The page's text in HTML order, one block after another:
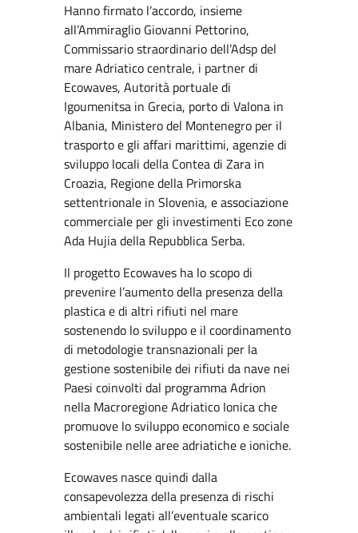
Hanno firmato l’accordo, insieme
all’Ammiraglio Giovanni Pettorino,
Commissario straordinario dell’Adsp del
mare Adriatico centrale, i partner di
Ecowaves, Autorità portuale di
Igoumenitsa in Grecia, porto di Valona in
Albania, Ministero del Montenegro per il
trasporto e gli affari marittimi, agenzie di
sviluppo locali della Contea di Zara in
Croazia, Regione della Primorska
settentrionale in Slovenia, e associazione
commerciale per gli investimenti Eco zone
Ada Hujia della Repubblica Serba.
Il progetto Ecowaves ha lo scopo di
prevenire l’aumento della presenza della
plastica e di altri rifiuti nel mare
sostenendo lo sviluppo e il coordinamento
di metodologie transnazionali per la
gestione sostenibile dei rifiuti da nave nei
Paesi coinvolti dal programma Adrion
nella Macroregione Adriatico Ionica che
promuove lo sviluppo economico e sociale
sostenibile nelle aree adriatiche e ioniche.
Ecowaves nasce quindi dalla
consapevolezza della presenza di rischi
ambientali legati all’eventuale scarico